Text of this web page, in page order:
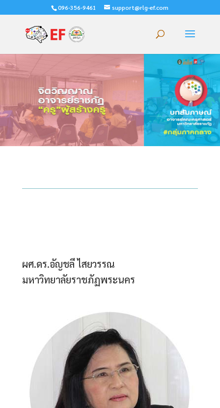
096-356-9461 support@rlg-ef.com
ผศ.ดร.อัญชลี ไสยวรรณ
มหาวิทยาลัยราชภัฏพระนคร